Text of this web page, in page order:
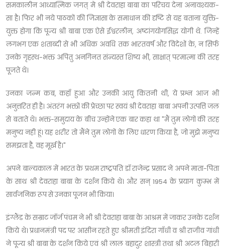
समकालीन आध्यात्मिक जगत् मे श्री देवराहा बाबा का परिचय देना अनावश्यक-
सा है। फिर भी नये पाठकों की जिज्ञासा के समाधान की दृष्टि से यह बताना युक्ति-
युक्त होगा कि पूज्य श्री बाबा एक ऐसे ईश्वरलीन, अष्टांगयोगसिद्ध योगी थे. जिन्हें
लगभग एक शताब्दी से भी अधिक अवधि तक भारतवर्ष और विदेशों के, न सिर्फ
उनके गृहस्थ-भक्त अपितु अनगिनत संन्यस्त शिष्य भी, साक्षात् परमात्मा की तरह
पूजते थे।
उनका जन्म कब, कहाँ हुआ और उनकी आयु कितनी थी, ये प्रश्न आज भी
अनुत्तरित ही है। अंतरंग भक्तों की प्रेच्छा पर स्वयं श्री देवराहा बाबा अपनी उत्पत्ति जल
से बताते थे। भक्त-समुदाय के बीच उन्होंने एक बार कहा था "मैं तुम लोगों की तरह
मनुष्य नही हूं। यह शरीर तो मैंने तुम लोगों के लिए धारण किया है, जो मुझे मनुष्य
समझता है, वह मूर्ख है।"
अपने बाल्यकाल में भारत के प्रथम राष्ट्रपति डॉ राजेन्द्र प्रसाद ने अपने माता-पिता
के साथ श्री देवराहा बाबा के दर्शन किये थे। और सन् 1954 के प्रयाग कुम्भ में
सार्वजनिक रूप से उनका पूजन भी किया।
इंग्लैंड के सम्राट जॉर्ज पंचम ने भी श्री देवराहा बाबा के आश्रम में जाकर उनके दर्शन
किये थे। प्रधानमंत्री पद पर आसीन रहते हुए श्रीमती इंदिरा गाँधी व श्री राजीव गांधी
ने पूज्य श्री बाबा के दर्शन किये एवं श्री लाल बहादुर शास्त्री तथा श्री अटल बिहारी